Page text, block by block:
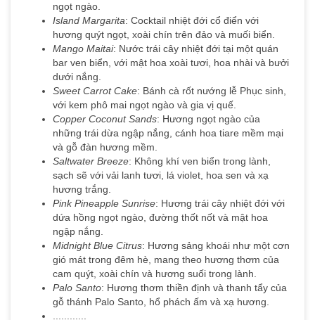
ngọt ngào.
Island Margarita: Cocktail nhiệt đới cổ điển với
hương quýt ngọt, xoài chín trên đảo và muối biển.
Mango Maitai: Nước trái cây nhiệt đới tại một quán
bar ven biển, với mật hoa xoài tươi, hoa nhài và bưởi
dưới nắng.
Sweet Carrot Cake: Bánh cà rốt nướng lễ Phục sinh,
với kem phô mai ngọt ngào và gia vị quế.
Copper Coconut Sands: Hương ngọt ngào của
những trái dừa ngập nắng, cánh hoa tiare mềm mại
và gỗ đàn hương mềm.
Saltwater Breeze: Không khí ven biển trong lành,
sạch sẽ với vải lanh tươi, lá violet, hoa sen và xạ
hương trắng.
Pink Pineapple Sunrise: Hương trái cây nhiệt đới với
dứa hồng ngọt ngào, đường thốt nốt và mật hoa
ngập nắng.
Midnight Blue Citrus: Hương sảng khoái như một cơn
gió mát trong đêm hè, mang theo hương thơm của
cam quýt, xoài chín và hương suối trong lành.
Palo Santo: Hương thơm thiền định và thanh tẩy của
gỗ thánh Palo Santo, hổ phách ấm và xạ hương.